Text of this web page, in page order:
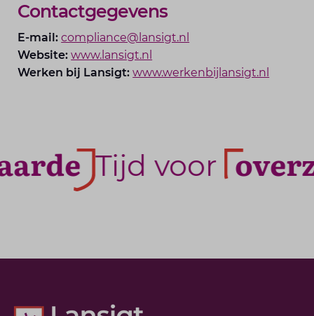
Contactgegevens
E-mail: compliance@lansigt.nl
Website: www.lansigt.nl
Werken bij Lansigt: www.werkenbijlansigt.nl
Tijd voor